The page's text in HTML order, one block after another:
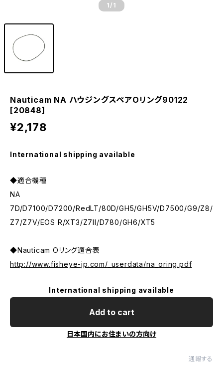
1 /1
Nauticam NA ハウジングスペアOリング90122
[20848]
¥2,178
International shipping available
◆適合機種
NA
7D/D7100/D7200/RedLT/80D/GH5/GH5V/D7500/G9/Z8/
Z7/Z7V/EOS R/XT3/Z7II/D780/GH6/XT5
◆Nauticam Oリング適合表
http://www.fisheye-jp.com/_userdata/na_oring.pdf
International shipping available
Add to cart
日本国内にお住まいの方向け
通報する